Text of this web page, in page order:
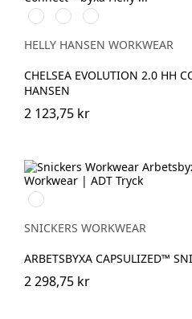
990
BLACK
590
NAVY
993
BLACK
HELLY HANSEN WORKWEAR
CHELSEA EVOLUTION 2.0 HH
HANSEN
2 123,75 kr
Svart/Svart
SNICKERS WORKWEAR
ARBETSBYXA CAPSULIZED™
2 298,75 kr